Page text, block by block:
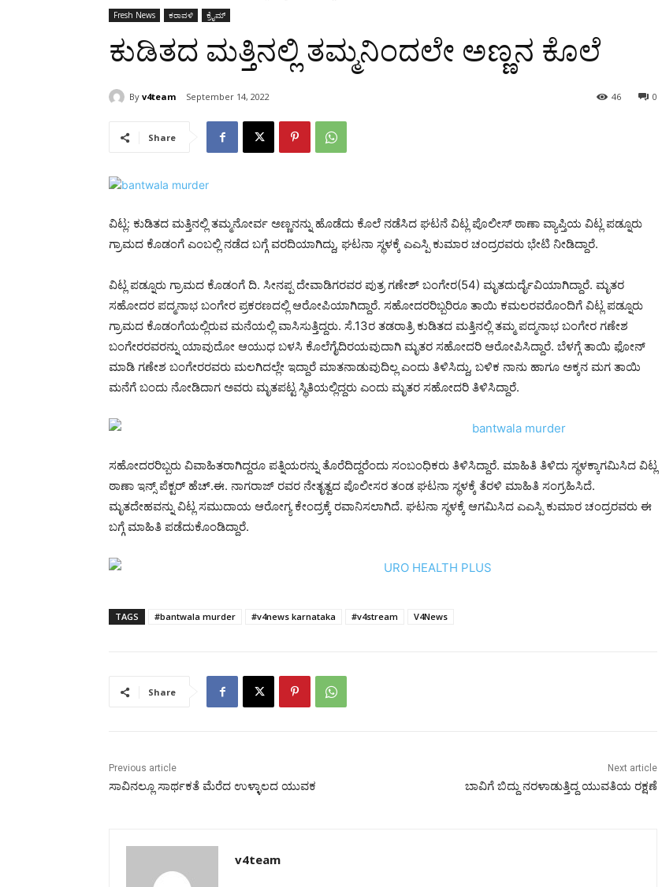
Fresh News ಕರಾವಳಿ ಕ್ರೈಮ್
ಕುಡಿತದ ಮತ್ತಿನಲ್ಲಿ ತಮ್ಮನಿಂದಲೇ ಅಣ್ಣನ ಕೊಲೆ
By v4team September 14, 2022 0
46
Share
ವಿಟ್ಲ: ಕುಡಿತದ ಮತ್ತಿನಲ್ಲಿ ತಮ್ಮನೋರ್ವ ಅಣ್ಣನನ್ನು ಹೊಡೆದು ಕೊಲೆ ನಡೆಸಿದ ಘಟನೆ ವಿಟ್ಲ ಪೊಲೀಸ್ ಠಾಣಾ ವ್ಯಾಪ್ತಿಯ ವಿಟ್ಲ ಪಡ್ನೂರು
ಗ್ರಾಮದ ಕೊಡಂಗೆ ಎಂಬಲ್ಲಿ ನಡೆದ ಬಗ್ಗೆ ವರದಿಯಾಗಿದ್ದು, ಘಟನಾ ಸ್ಥಳಕ್ಕೆ ಎಎಸ್ಪಿ ಕುಮಾರ ಚಂದ್ರರವರು ಭೇಟಿ ನೀಡಿದ್ದಾರೆ.
ವಿಟ್ಲ ಪಡ್ನೂರು ಗ್ರಾಮದ ಕೊಡಂಗೆ ದಿ. ಸೀನಪ್ಪ ದೇವಾಡಿಗರವರ ಪುತ್ರ ಗಣೇಶ್ ಬಂಗೇರ(54) ಮೃತದುರ್ದೈವಿಯಾಗಿದ್ದಾರೆ. ಮೃತರ
ಸಹೋದರ ಪದ್ಮನಾಭ ಬಂಗೇರ ಪ್ರಕರಣದಲ್ಲಿ ಆರೋಪಿಯಾಗಿದ್ದಾರೆ. ಸಹೋದರರಿಬ್ಬರಿರೂ ತಾಯಿ ಕಮಲರವರೊಂದಿಗೆ ವಿಟ್ಲ ಪಡ್ನೂರು
ಗ್ರಾಮದ ಕೊಡಂಗೆಯಲ್ಲಿರುವ ಮನೆಯಲ್ಲಿ ವಾಸಿಸುತ್ತಿದ್ದರು. ಸೆ.13ರ ತಡರಾತ್ರಿ ಕುಡಿತದ ಮತ್ತಿನಲ್ಲಿ ತಮ್ಮ ಪದ್ಮನಾಭ ಬಂಗೇರ ಗಣೇಶ
ಬಂಗೇರರವರನ್ನು ಯಾವುದೋ ಆಯುಧ ಬಳಸಿ ಕೊಲೆಗೈದಿರಯವುದಾಗಿ ಮೃತರ ಸಹೋದರಿ ಆರೋಪಿಸಿದ್ದಾರೆ. ಬೆಳಗ್ಗೆ ತಾಯಿ ಫೋನ್
ಮಾಡಿ ಗಣೇಶ ಬಂಗೇರರವರು ಮಲಗಿದಲ್ಲೇ ಇದ್ದಾರೆ ಮಾತನಾಡುವುದಿಲ್ಲ ಎಂದು ತಿಳಿಸಿದ್ದು, ಬಳಿಕ ನಾನು ಹಾಗೂ ಅಕ್ಕನ ಮಗ ತಾಯಿ
ಮನೆಗೆ ಬಂದು ನೋಡಿದಾಗ ಅವರು ಮೃತಪಟ್ಟ ಸ್ಥಿತಿಯಲ್ಲಿದ್ದರು ಎಂದು ಮೃತರ ಸಹೋದರಿ ತಿಳಿಸಿದ್ದಾರೆ.
ಸಹೋದರರಿಬ್ಬರು ವಿವಾಹಿತರಾಗಿದ್ದರೂ ಪತ್ನಿಯರನ್ನು ತೊರೆದಿದ್ದರೆಂದು ಸಂಬಂಧಿಕರು ತಿಳಿಸಿದ್ದಾರೆ. ಮಾಹಿತಿ ತಿಳಿದು ಸ್ಥಳಕ್ಕಾಗಮಿಸಿದ ವಿಟ್ಲ
ಠಾಣಾ ಇನ್ಸ್ ಪೆಕ್ಟರ್ ಹೆಚ್.ಈ. ನಾಗರಾಜ್ ರವರ ನೇತೃತ್ವದ ಪೊಲೀಸರ ತಂಡ ಘಟನಾ ಸ್ಥಳಕ್ಕೆ ತೆರಳಿ ಮಾಹಿತಿ ಸಂಗ್ರಹಿಸಿದೆ.
ಮೃತದೇಹವನ್ನು ವಿಟ್ಲ ಸಮುದಾಯ ಆರೋಗ್ಯ ಕೇಂದ್ರಕ್ಕೆ ರವಾನಿಸಲಾಗಿದೆ. ಘಟನಾ ಸ್ಥಳಕ್ಕೆ ಆಗಮಿಸಿದ ಎಎಸ್ಪಿ ಕುಮಾರ ಚಂದ್ರರವರು ಈ
ಬಗ್ಗೆ ಮಾಹಿತಿ ಪಡೆದುಕೊಂಡಿದ್ದಾರೆ.
TAGS #bantwala murder #v4news karnataka #v4stream V4News
Share
Previous article
ಸಾವಿನಲ್ಲೂ ಸಾರ್ಥಕತೆ ಮೆರೆದ ಉಳ್ಳಾಲದ ಯುವಕ
Next article
ಬಾವಿಗೆ ಬಿದ್ದು ನರಳಾಡುತ್ತಿದ್ದ ಯುವತಿಯ ರಕ್ಷಣೆ
v4team